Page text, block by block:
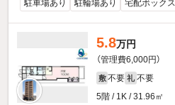
駐車場あり 駐輪場あり 宅配ボックス
5.8万円
（管理費6,000円）
敷 不要 礼 不要
5階 / 1K / 31.96㎡